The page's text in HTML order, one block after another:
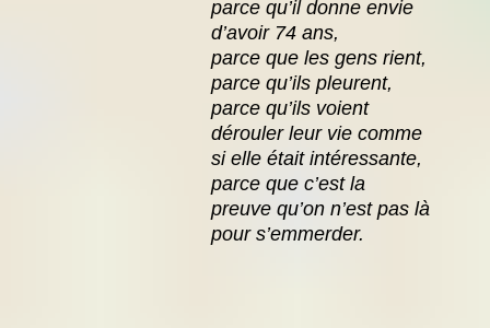
parce qu’il donne envie
d’avoir 74 ans,
parce que les gens rient,
parce qu’ils pleurent,
parce qu’ils voient
dérouler leur vie comme
si elle était intéressante,
parce que c’est la
preuve qu’on n’est pas là
pour s’emmerder.